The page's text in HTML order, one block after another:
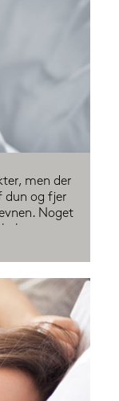
men der
dun og fjer
Noget
er